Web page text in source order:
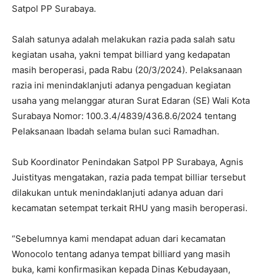
Satpol PP Surabaya.
Salah satunya adalah melakukan razia pada salah satu
kegiatan usaha, yakni tempat billiard yang kedapatan
masih beroperasi, pada Rabu (20/3/2024). Pelaksanaan
razia ini menindaklanjuti adanya pengaduan kegiatan
usaha yang melanggar aturan Surat Edaran (SE) Wali Kota
Surabaya Nomor: 100.3.4/4839/436.8.6/2024 tentang
Pelaksanaan Ibadah selama bulan suci Ramadhan.
Sub Koordinator Penindakan Satpol PP Surabaya, Agnis
Juistityas mengatakan, razia pada tempat billiar tersebut
dilakukan untuk menindaklanjuti adanya aduan dari
kecamatan setempat terkait RHU yang masih beroperasi.
“Sebelumnya kami mendapat aduan dari kecamatan
Wonocolo tentang adanya tempat billiard yang masih
buka, kami konfirmasikan kepada Dinas Kebudayaan,